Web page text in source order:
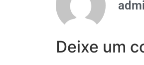
Deixe um